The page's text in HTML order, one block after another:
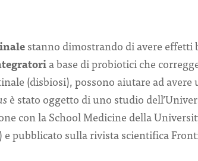
stanno dimostrando di avere
a base di probiotici che
(disbiosi), possono aiutare ad avere
è stato oggetto di uno studio
con la School Medicine della
pubblicato sulla rivista scientifica